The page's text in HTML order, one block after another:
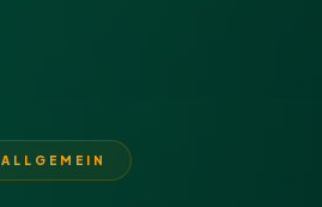
ALLGEMEIN